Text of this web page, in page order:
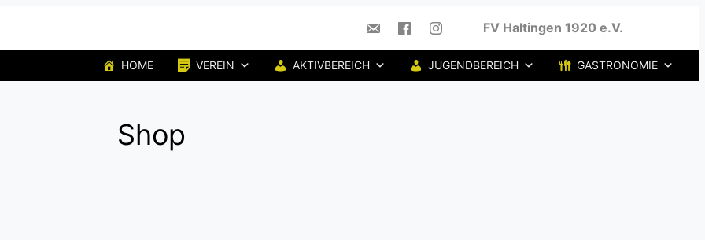
FV Haltingen 1920 e.V.
HOME VEREIN AKTIVBEREICH JUGENDBEREICH GASTRONOMIE
Shop